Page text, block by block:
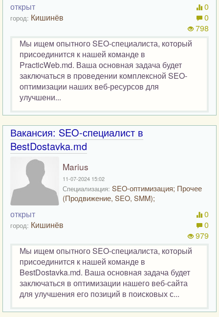
открыт
город: Кишинёв
0
0
798
Мы ищем опытного SEO-специалиста, который
присоединится к нашей команде в
PracticWeb.md. Ваша основная задача будет
заключаться в проведении комплексной SEO-
оптимизации наших веб-ресурсов для
улучшени...
Вакансия: SEO-специалист в
BestDostavka.md
Marius
11-07-2024 15:02
Специализация: SEO-оптимизация; Прочее
(Продвижение, SEO, SMM);
открыт
город: Кишинёв
0
0
979
Мы ищем опытного SEO-специалиста, который
присоединится к нашей команде в
BestDostavka.md. Ваша основная задача будет
заключаться в оптимизации нашего веб-сайта
для улучшения его позиций в поисковых с...